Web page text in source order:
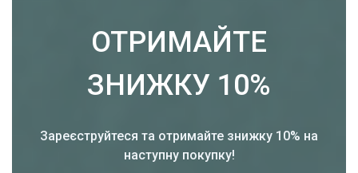
ОТРИМАЙТЕ
ЗНИЖКУ 10%
Зареєструйтеся та отримайте знижку 10% на
наступну покупку!